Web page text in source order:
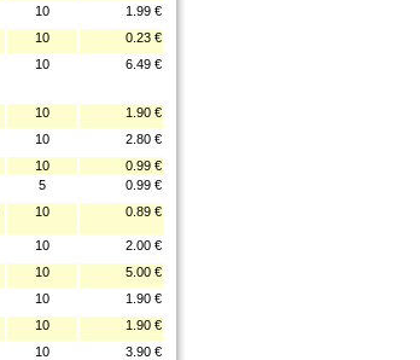
10
1.99 €
10
0.23 €
10 6.49 €
10
1.90 €
10
2.80 €
10
0.99 €
5
0.99 €
10 0.89 €
10
2.00 €
10
5.00 €
10
1.90 €
10
1.90 €
10
3.90 €